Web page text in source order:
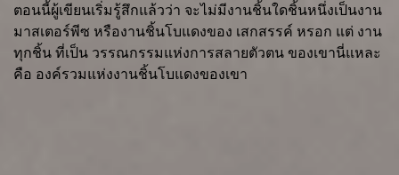
ตอนนี้ผู้เขียนเริ่มรู้สึกแล้วว่า จะไม่มีงานชิ้นใดชิ้นหนึ่งเป็นงาน
มาสเตอร์พีซ หรืองานชิ้นโบแดงของ เสกสรรค์ หรอก แต่ งาน
ทุกชิ้น ที่เป็น วรรณกรรมแห่งการสลายตัวตน ของเขานี่แหละ
คือ องค์รวมแห่งงานชิ้นโบแดงของเขา